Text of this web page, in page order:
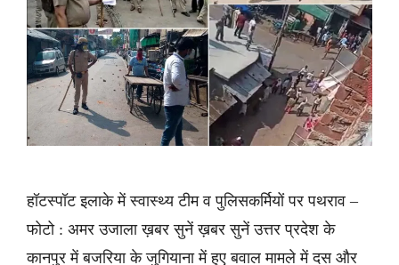
हॉटस्पॉट इलाके में स्वास्थ्य टीम व पुलिसकर्मियों पर पथराव –
फोटो : अमर उजाला ख़बर सुनें ख़बर सुनें उत्तर प्रदेश के
कानपुर में बजरिया के जुगियाना में हुए बवाल मामले में दस और